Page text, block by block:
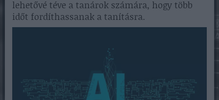
lehetővé téve a tanárok számára, hogy több
időt fordíthassanak a tanításra.